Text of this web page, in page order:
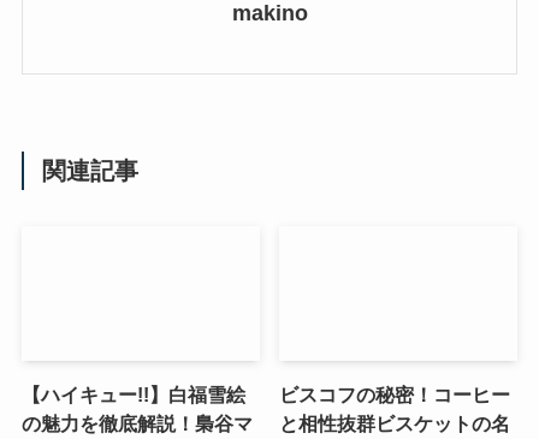
makino
関連記事
【ハイキュー!!】白福雪絵
の魅力を徹底解説！梟谷マ
ビスコフの秘密！コーヒー
と相性抜群ビスケットの名